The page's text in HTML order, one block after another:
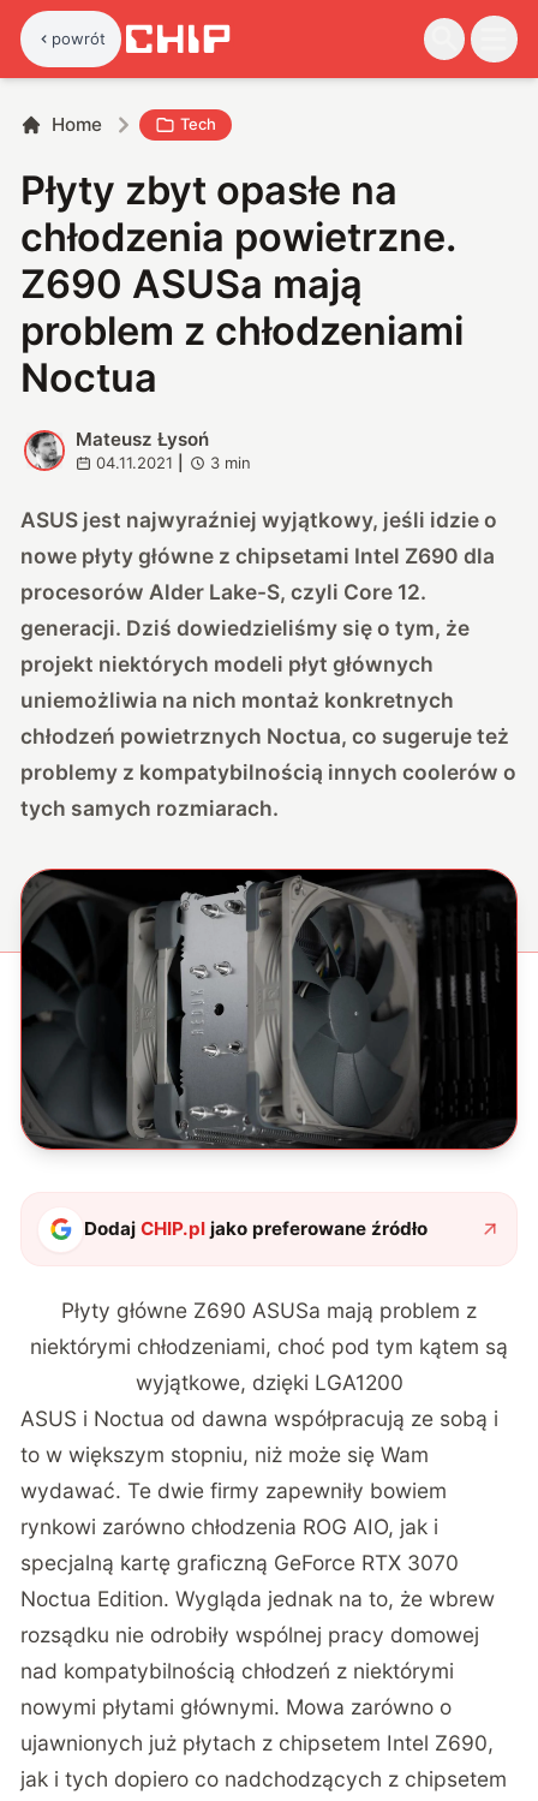
powrót
Home Tech
Płyty zbyt opasłe na
chłodzenia powietrzne.
Z690 ASUSa mają
problem z chłodzeniami
Noctua
M
Mateusz Łysoń
04.11.2021 3 min
ASUS jest najwyraźniej wyjątkowy, jeśli idzie o
nowe płyty główne z chipsetami Intel Z690 dla
procesorów Alder Lake-S, czyli Core 12.
generacji. Dziś dowiedzieliśmy się o tym, że
projekt niektórych modeli płyt głównych
uniemożliwia na nich montaż konkretnych
chłodzeń powietrznych Noctua, co sugeruje też
problemy z kompatybilnością innych coolerów o
tych samych rozmiarach.
DodajCHIP.pl jako preferowane źródło
Płyty główne Z690 ASUSa mają problem z
niektórymi chłodzeniami, choć pod tym kątem są
wyjątkowe, dzięki LGA1200
ASUS i Noctua od dawna współpracują ze sobą i
to w większym stopniu, niż może się Wam
wydawać. Te dwie firmy zapewniły bowiem
rynkowi zarówno chłodzenia ROG AIO, jak i
specjalną kartę graficzną GeForce RTX 3070
Noctua Edition. Wygląda jednak na to, że wbrew
rozsądku nie odrobiły wspólnej pracy domowej
nad kompatybilnością chłodzeń z niektórymi
nowymi płytami głównymi. Mowa zarówno o
ujawnionych już płytach z chipsetem Intel Z690,
jak i tych dopiero co nadchodzących z chipsetem